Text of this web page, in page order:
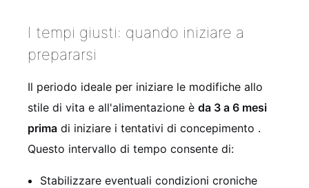
I tempi giusti: quando iniziare a
prepararsi
Il periodo ideale per iniziare le modifiche allo
stile di vita e all'alimentazione è da 3 a 6 mesi
prima di iniziare i tentativi di concepimento .
Questo intervallo di tempo consente di:
Stabilizzare eventuali condizioni croniche